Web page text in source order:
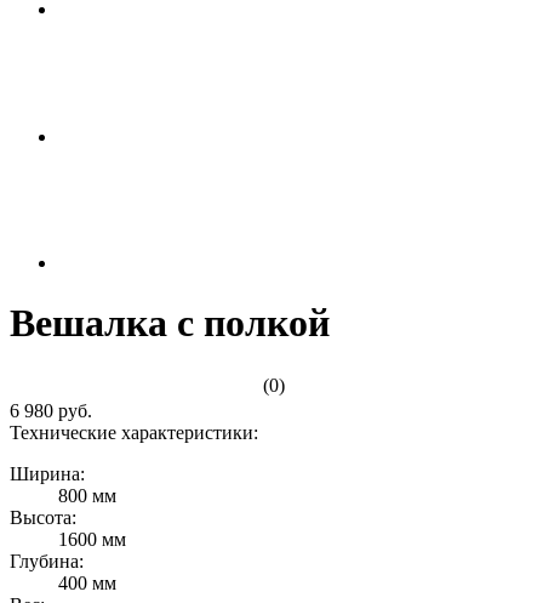
Вешалка с полкой
(0)
6 980 руб.
Технические характеристики:
Ширина:
800 мм
Высота:
1600 мм
Глубина:
400 мм